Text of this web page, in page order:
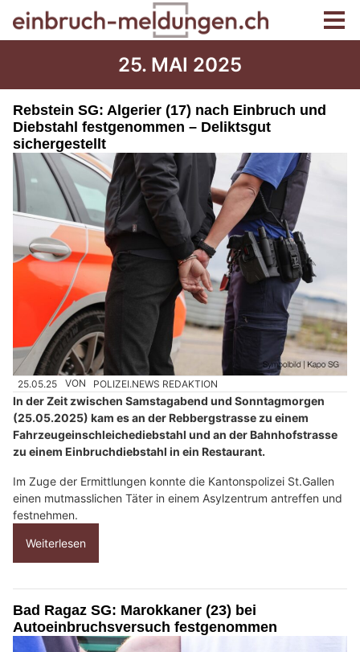
25. MAI 2025
Rebstein SG: Algerier (17) nach Einbruch und
Diebstahl festgenommen – Deliktsgut
sichergestellt
25.05.25 VON POLIZEI.NEWS REDAKTION
In der Zeit zwischen Samstagabend und Sonntagmorgen
(25.05.2025) kam es an der Rebbergstrasse zu einem
Fahrzeugeinschleichediebstahl und an der Bahnhofstrasse
zu einem Einbruchdiebstahl in ein Restaurant.
Im Zuge der Ermittlungen konnte die Kantonspolizei St.Gallen
einen mutmasslichen Täter in einem Asylzentrum antreffen und
festnehmen.
Weiterlesen
Bad Ragaz SG: Marokkaner (23) bei
Autoeinbruchsversuch festgenommen